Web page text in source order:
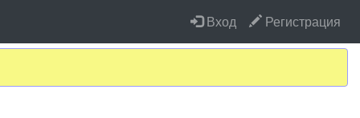
Вход Регистрация